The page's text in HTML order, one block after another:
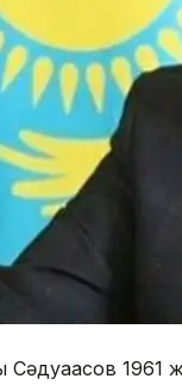
Сәдуақасов